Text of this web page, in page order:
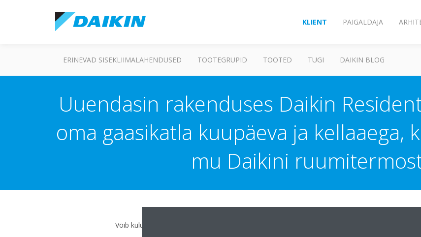
KLIENT PAIGALDAJA
ERINEVAD SISEKLIIMALAHENDUSED TOOTEGRUPID TOOTED TUGI DAIKIN BLOG
Uuendasin rakenduses Daikin
oma gaasikatla kuupäeva ja kellaaega,
mu Daikini
Võib kuluda kuni 3 minutit enne kui ruumitermostaadi kuupäev ja kellaaeg sünkroonitakse